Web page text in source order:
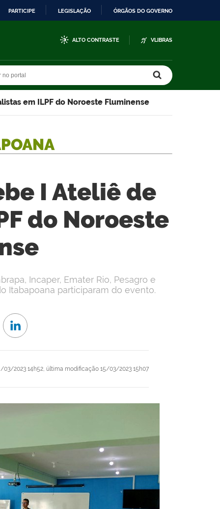
PARTICIPE LEGISLAÇÃO ÓRGÃOS DO GOVERNO
ALTO CONTRASTE VLIBRAS
em ILPF do Noroeste Fluminense
I Ateliê de
do Noroeste
03/2023 14h52, última modificação 15/03/2023 15h07
Incaper, Emater Rio, Pesagro e
Itabapoana participaram do evento.